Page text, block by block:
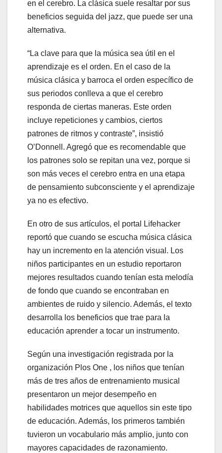
en el cerebro. La clásica suele resaltar por sus
beneficios seguida del jazz, que puede ser una
alternativa.
“La clave para que la música sea útil en el
aprendizaje es el orden. En el caso de la
música clásica y barroca el orden específico de
sus periodos conlleva a que el cerebro
responda de ciertas maneras. Este orden
incluye repeticiones y cambios, ciertos
patrones de ritmos y contraste”, insistió
O’Donnell. Agregó que es recomendable que
los patrones solo se repitan una vez, porque si
son más veces el cerebro entra en una etapa
de pensamiento subconsciente y el aprendizaje
ya no es efectivo.
En otro de sus artículos, el portal Lifehacker
reportó que cuando se escucha música clásica
hay un incremento en la atención visual. Los
niños participantes en un estudio reportaron
mejores resultados cuando tenían esta melodía
de fondo que cuando se encontraban en
ambientes de ruido y silencio. Además, el texto
desarrolla los beneficios que trae para la
educación aprender a tocar un instrumento.
Según una investigación registrada por la
organización Plos One , los niños que tenían
más de tres años de entrenamiento musical
presentaron un mejor desempeño en
habilidades motrices que aquellos sin este tipo
de educación. Además, los primeros también
tuvieron un vocabulario más amplio, junto con
mayores capacidades de razonamiento.